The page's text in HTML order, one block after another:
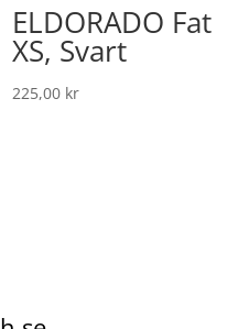
ELDORADO Fat
XS, Svart
225,00 kr